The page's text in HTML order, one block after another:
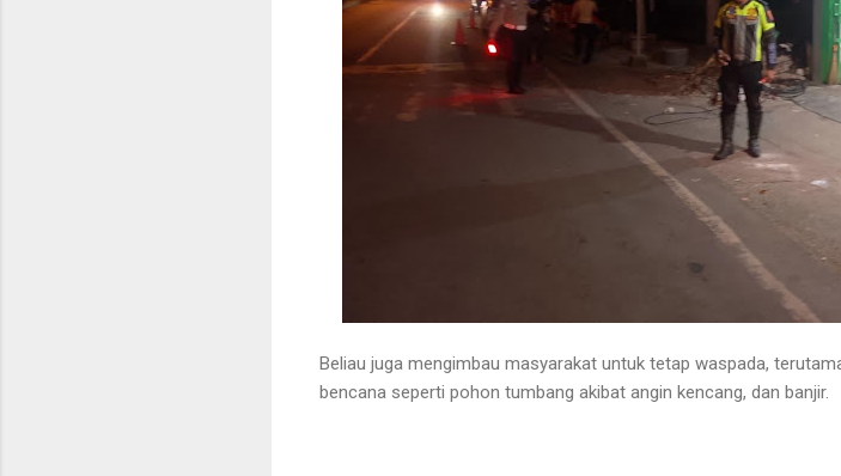
Beliau juga mengimbau masyarakat untuk tetap waspada,
bencana seperti pohon tumbang akibat angin kencang, dan banjir.